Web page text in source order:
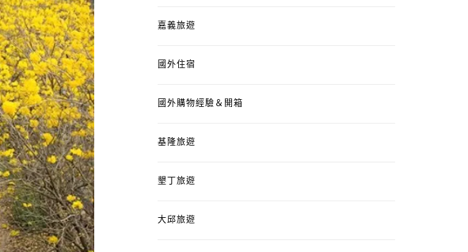
嘉義旅遊
國外住宿
國外購物經驗＆開箱
基隆旅遊
墾丁旅遊
大邱旅遊